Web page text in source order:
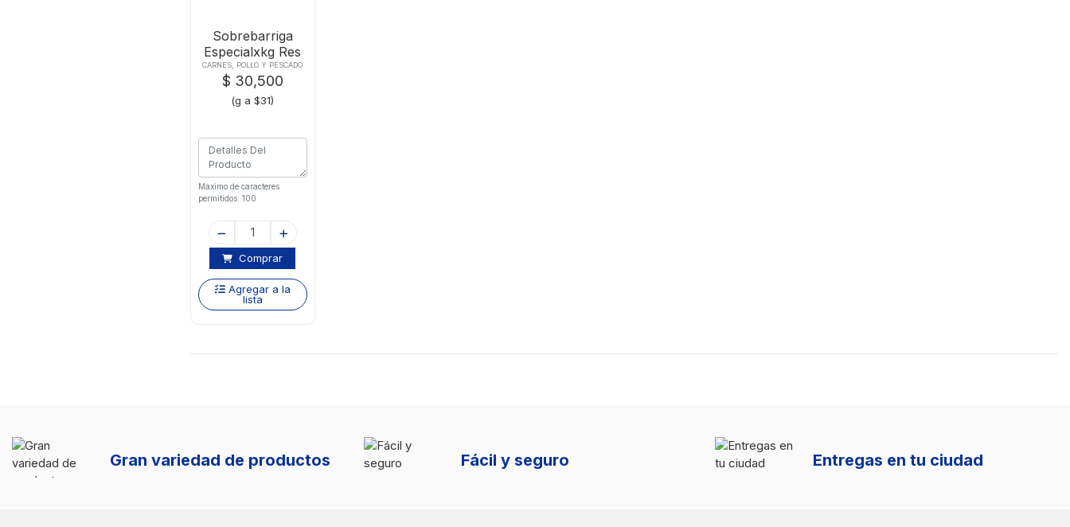
Sobrebarriga
Especialxkg Res
CARNES, POLLO Y PESCADO
$ 30,500
(g a $31)
Maximo de caracteres
permitidos: 100
Comprar
Agregar a la
lista
Gran variedad de productos Fácil y seguro Entregas en tu ciudad